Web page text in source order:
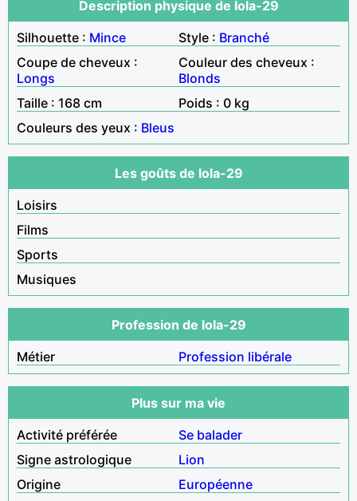
Description physique de lola-29
Silhouette : Mince Style : Branché
Coupe de cheveux :
Longs
Couleur des cheveux :
Blonds
Taille : 168 cm
Poids : 0 kg
Couleurs des yeux : Bleus
Les goûts de lola-29
Loisirs
Films
Sports
Musiques
Profession de lola-29
Métier
Profession libérale
Plus sur ma vie
Activité préférée
Se balader
Signe astrologique
Lion
Origine
Européenne